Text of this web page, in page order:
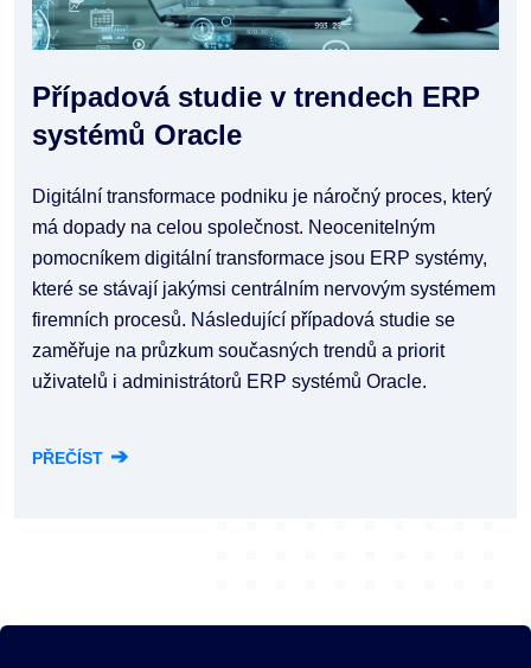
Případová studie v trendech ERP
systémů Oracle
Digitální transformace podniku je náročný proces, který
má dopady na celou společnost. Neocenitelným
pomocníkem digitální transformace jsou ERP systémy,
které se stávají jakýmsi centrálním nervovým systémem
firemních procesů. Následující případová studie se
zaměřuje na průzkum současných trendů a priorit
uživatelů i administrátorů ERP systémů Oracle.
PŘEČÍST ➔